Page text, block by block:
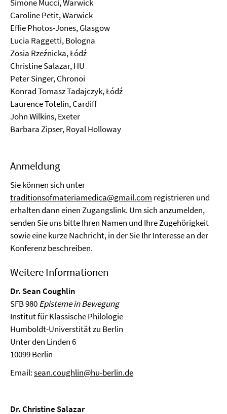
Simone Mucci, Warwick
Caroline Petit, Warwick
Effie Photos-Jones, Glasgow
Lucia Raggetti, Bologna
Zosia Rzeźnicka, Łódź
Christine Salazar, HU
Peter Singer, Chronoi
Konrad Tomasz Tadajczyk, Łódź
Laurence Totelin, Cardiff
John Wilkins, Exeter
Barbara Zipser, Royal Holloway
Anmeldung
Sie können sich unter
traditionsofmateriamedica@gmail.com registrieren und
erhalten dann einen Zugangslink. Um sich anzumelden,
senden Sie uns bitte Ihren Namen und Ihre Zugehörigkeit
sowie eine kurze Nachricht, in der Sie Ihr Interesse an der
Konferenz beschreiben.
Weitere Informationen
Dr. Sean Coughlin
SFB 980Episteme in Bewegung
Institut für Klassische Philologie
Humboldt-Universtität zu Berlin
Unter den Linden 6
10099 Berlin
Email:sean.coughlin@hu-berlin.de
Dr. Christine Salazar